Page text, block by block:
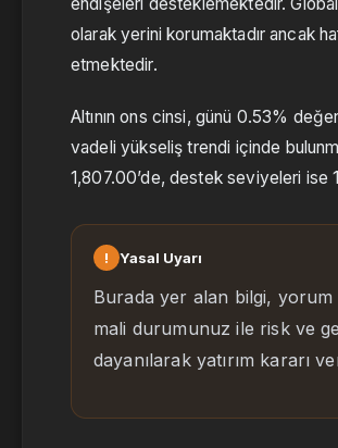
olarak yerini korumaktadır ancak
etmektedir.
Altının ons cinsi, günü 0.53%
vadeli yükseliş trendi içinde
1,807.00’de, destek seviyeleri ise
! Yasal Uyarı
Burada yer alan bilgi, yorum
mali durumunuz ile risk ve
dayanılarak yatırım kararı